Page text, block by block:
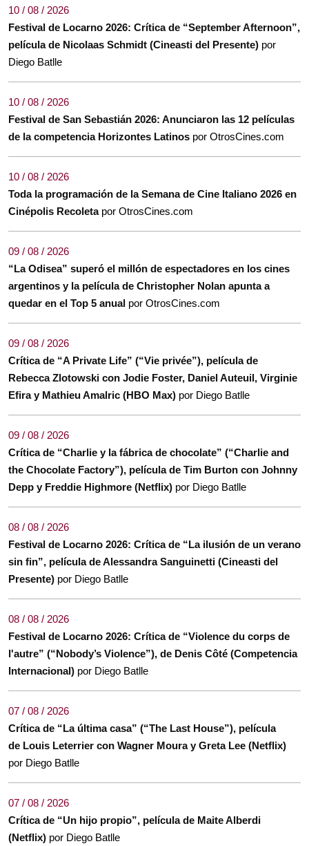
10 / 08 / 2026
Festival de Locarno 2026: Crítica de “September Afternoon”,
película de Nicolaas Schmidt (Cineasti del Presente) por
Diego Batlle
10 / 08 / 2026
Festival de San Sebastián 2026: Anunciaron las 12 películas
de la competencia Horizontes Latinos por OtrosCines.com
10 / 08 / 2026
Toda la programación de la Semana de Cine Italiano 2026 en
Cinépolis Recoleta por OtrosCines.com
09 / 08 / 2026
“La Odisea” superó el millón de espectadores en los cines
argentinos y la película de Christopher Nolan apunta a
quedar en el Top 5 anual por OtrosCines.com
09 / 08 / 2026
Crítica de “A Private Life” (“Vie privée”), película de
Rebecca Zlotowski con Jodie Foster, Daniel Auteuil, Virginie
Efira y Mathieu Amalric (HBO Max) por Diego Batlle
09 / 08 / 2026
Crítica de “Charlie y la fábrica de chocolate” (“Charlie and
the Chocolate Factory”), película de Tim Burton con Johnny
Depp y Freddie Highmore (Netflix) por Diego Batlle
08 / 08 / 2026
Festival de Locarno 2026: Crítica de “La ilusión de un verano
sin fin”, película de Alessandra Sanguinetti (Cineasti del
Presente) por Diego Batlle
08 / 08 / 2026
Festival de Locarno 2026: Crítica de “Violence du corps de
l'autre” (“Nobody’s Violence”), de Denis Côté (Competencia
Internacional) por Diego Batlle
07 / 08 / 2026
Crítica de “La última casa” (“The Last House”), película
de Louis Leterrier con Wagner Moura y Greta Lee (Netflix)
por Diego Batlle
07 / 08 / 2026
Crítica de “Un hijo propio”, película de Maite Alberdi
(Netflix) por Diego Batlle